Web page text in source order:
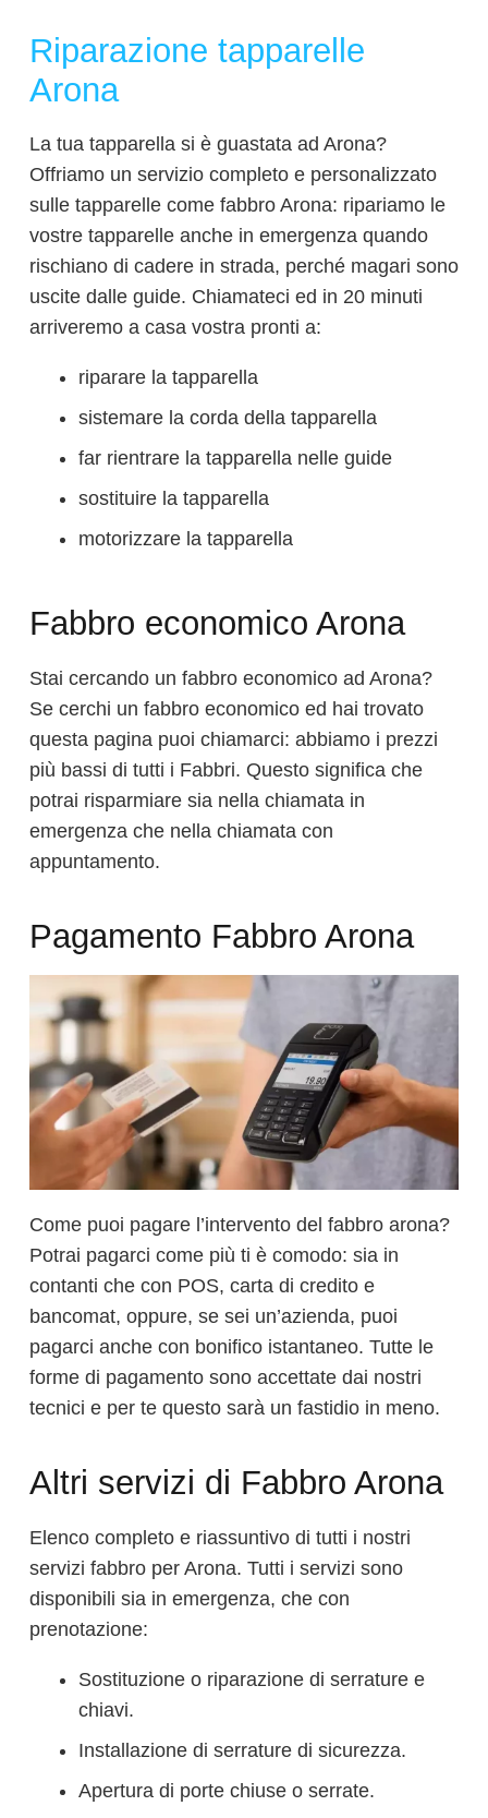
Riparazione tapparelle
Arona
La tua tapparella si è guastata ad Arona?
Offriamo un servizio completo e personalizzato
sulle tapparelle come fabbro Arona: ripariamo le
vostre tapparelle anche in emergenza quando
rischiano di cadere in strada, perché magari sono
uscite dalle guide. Chiamateci ed in 20 minuti
arriveremo a casa vostra pronti a:
riparare la tapparella
sistemare la corda della tapparella
far rientrare la tapparella nelle guide
sostituire la tapparella
motorizzare la tapparella
Fabbro economico Arona
Stai cercando un fabbro economico ad Arona?
Se cerchi un fabbro economico ed hai trovato
questa pagina puoi chiamarci: abbiamo i prezzi
più bassi di tutti i Fabbri. Questo significa che
potrai risparmiare sia nella chiamata in
emergenza che nella chiamata con
appuntamento.
Pagamento Fabbro Arona
Come puoi pagare l’intervento del fabbro arona?
Potrai pagarci come più ti è comodo: sia in
contanti che con POS, carta di credito e
bancomat, oppure, se sei un’azienda, puoi
pagarci anche con bonifico istantaneo. Tutte le
forme di pagamento sono accettate dai nostri
tecnici e per te questo sarà un fastidio in meno.
Altri servizi di Fabbro Arona
Elenco completo e riassuntivo di tutti i nostri
servizi fabbro per Arona. Tutti i servizi sono
disponibili sia in emergenza, che con
prenotazione:
Sostituzione o riparazione di serrature e
chiavi.
Installazione di serrature di sicurezza.
Apertura di porte chiuse o serrate.